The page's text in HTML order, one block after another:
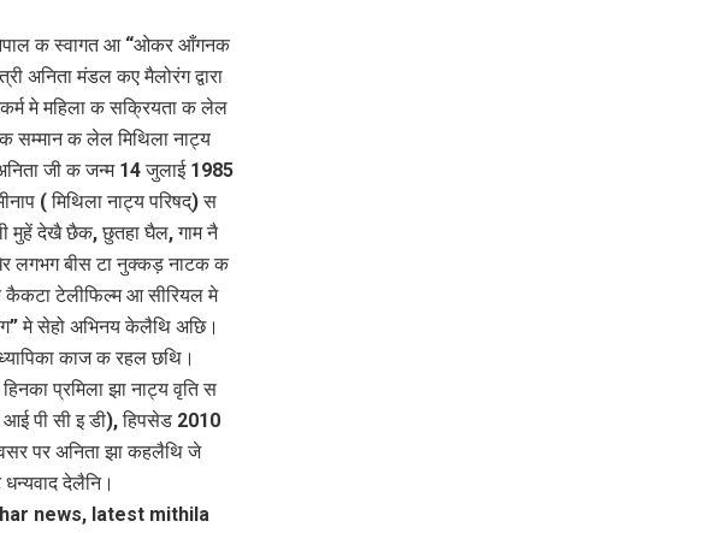
नेपाल क स्वागत आ “ओकर आँगनक
अनिता मंडल कए मैलोरंग द्वारा
मे महिला क सक्रियता क लेल
सम्मान क लेल मिथिला नाट्य
जी क जन्म 14 जुलाई 1985
( मिथिला नाट्य परिषद्) स
मुहें देखै छैक, छुतहा घैल, गाम नै
लगभग बीस टा नुक्कड़ नाटक क
टेलीफिल्म आ सीरियल मे
मे सेहो अभिनय केलैथि अछि।
काज क रहल छथि।
प्रमिला झा नाट्य वृति स
पी सी इ डी), हिपसेड 2010
पर अनिता झा कहलैथि जे
देलैनि।
news, latest mithila